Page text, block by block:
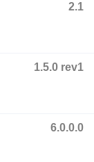
2.1
1.5.0 rev1
6.0.0.0